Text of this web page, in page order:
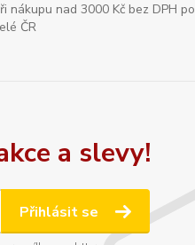
nákupu nad 3000 Kč bez DPH po
ČR
a slevy!
Přihlásit se